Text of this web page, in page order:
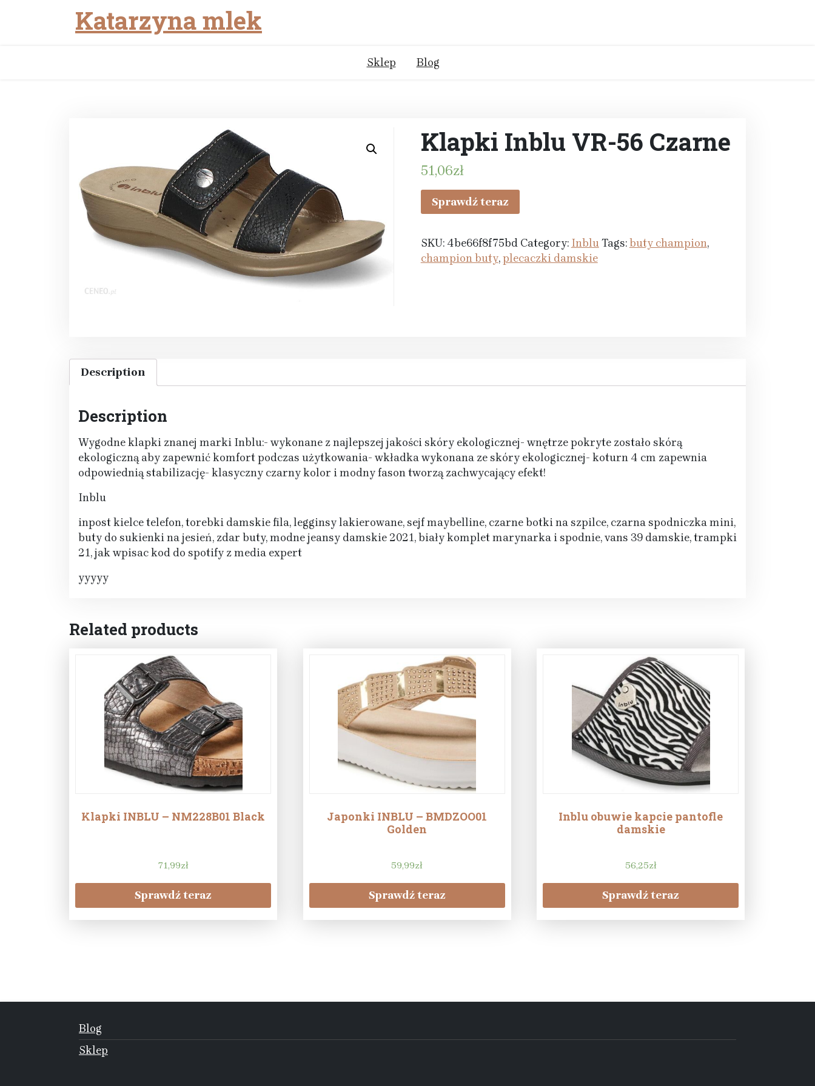
Katarzyna mlek
Sklep Blog
Klapki Inblu VR-56 Czarne
51,06zł
Sprawdź teraz
SKU: 4be66f8f75bd Category: InbluTags:buty champion,
champion buty,plecaczki damskie
Description
Description
Wygodne klapki znanej marki Inblu:- wykonane z najlepszej jakości skóry ekologicznej- wnętrze pokryte zostało skórą
ekologiczną aby zapewnić komfort podczas użytkowania- wkładka wykonana ze skóry ekologicznej- koturn 4 cm zapewnia
odpowiednią stabilizację- klasyczny czarny kolor i modny fason tworzą zachwycający efekt!
Inblu
inpost kielce telefon, torebki damskie fila, legginsy lakierowane, sejf maybelline, czarne botki na szpilce, czarna spodniczka mini,
buty do sukienki na jesień, zdar buty, modne jeansy damskie 2021, biały komplet marynarka i spodnie, vans 39 damskie, trampki
21, jak wpisac kod do spotify z media expert
yyyyy
Related products
Klapki INBLU – NM228B01 Black
71,99zł
Sprawdź teraz
Japonki INBLU – BMDZOO01
Golden
59,99zł
Sprawdź teraz
Inblu obuwie kapcie pantofle
damskie
56,25zł
Sprawdź teraz
Blog
Sklep